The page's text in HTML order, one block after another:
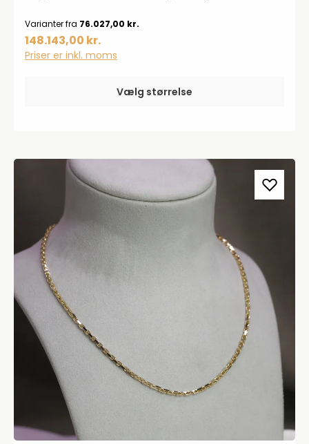
Varianter fra 76.027,00 kr.
148.143,00 kr.
Priser er inkl. moms
Vælg størrelse